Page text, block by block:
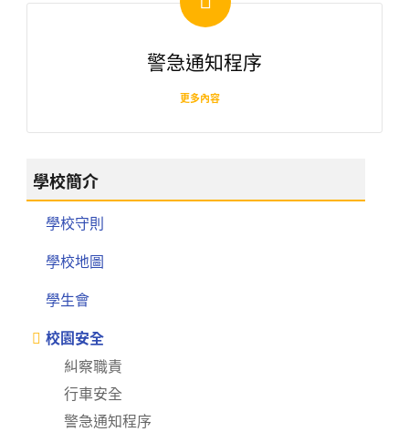
學校簡介
學校守則
學校地圖
學生會
校園安全
糾察職責
行車安全
警急通知程序
警急通知程序
更多內容